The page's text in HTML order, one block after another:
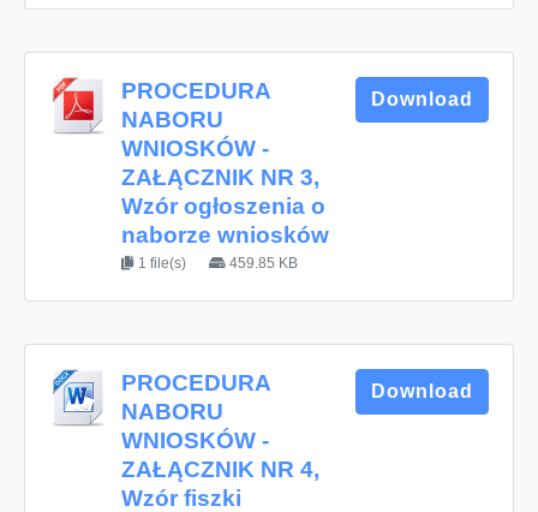
PROCEDURA
NABORU
WNIOSKÓW -
ZAŁĄCZNIK NR 3,
Wzór ogłoszenia o
naborze wniosków
1 file(s) 459.85 KB
Download
PROCEDURA
NABORU
WNIOSKÓW -
ZAŁĄCZNIK NR 4,
Wzór fiszki
Download